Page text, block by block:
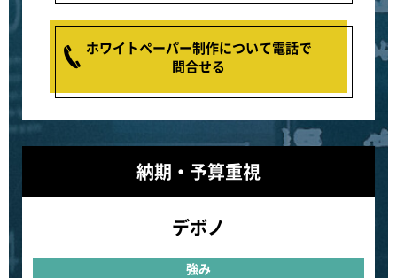
ホワイトペーパー制作について電話で
問合せる
納期・予算重視
デボノ
強み